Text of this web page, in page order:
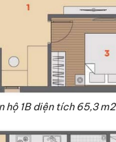
hộ 1B diện tích 65,3 m2